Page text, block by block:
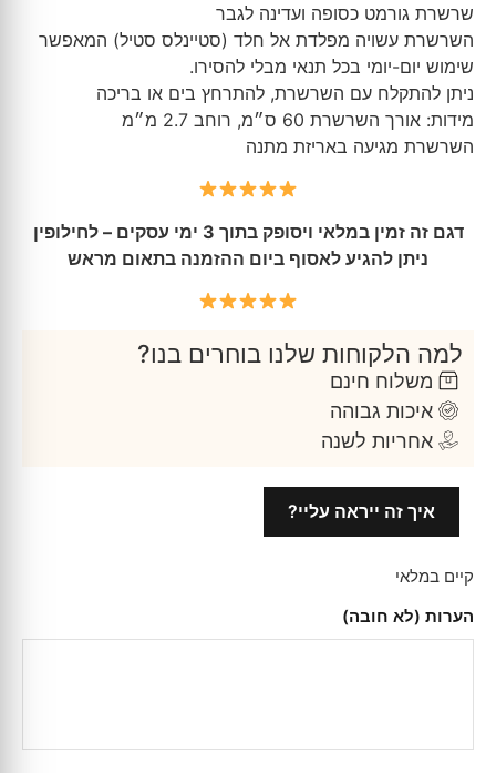
שרשרת גורמט כסופה ועדינה לגבר
השרשרת עשויה מפלדת אל חלד (סטיינלס סטיל) המאפשר
שימוש יום-יומי בכל תנאי מבלי להסירו.
ניתן להתקלח עם השרשרת, להתרחץ בים או בריכה
מידות: אורך השרשרת 60 ס״מ, רוחב 2.7 מ״מ
השרשרת מגיעה באריזת מתנה
דגם זה זמין במלאי ויסופק בתוך 3 ימי עסקים – לחילופין
ניתן להגיע לאסוף ביום ההזמנה בתאום מראש
למה הלקוחות שלנו בוחרים בנו?
משלוח חינם
איכות גבוהה
אחריות לשנה
איך זה ייראה עליי?
קיים במלאי
הערות (לא חובה)